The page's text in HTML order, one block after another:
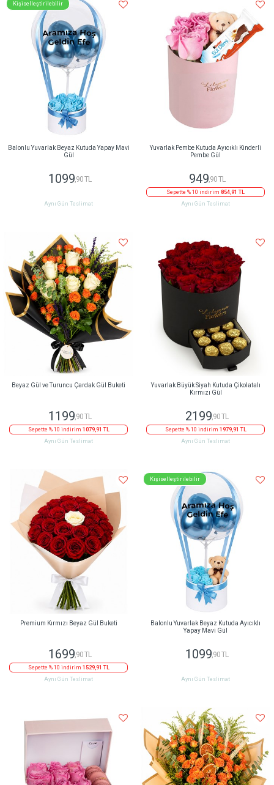
Kişiselleştirilebilir
Balonlu Yuvarlak Beyaz Kutuda Yapay Mavi
Gül
1099,90 TL
Aynı Gün Teslimat
Yuvarlak Pembe Kutuda Ayıcıklı Kinderli
Pembe Gül
949,90 TL
Sepette % 10 indirim 854,91 TL
Aynı Gün Teslimat
Beyaz Gül ve Turuncu Çardak Gül Buketi
1199,90 TL
Sepette % 10 indirim 1079,91 TL
Aynı Gün Teslimat
Yuvarlak Büyük Siyah Kutuda Çikolatalı
Kırmızı Gül
2199,90 TL
Sepette % 10 indirim 1979,91 TL
Aynı Gün Teslimat
Premium Kırmızı Beyaz Gül Buketi
1699 ,90 TL
Sepette % 10 indirim 1529,91 TL
Aynı Gün Teslimat
Kişiselleştirilebilir
Balonlu Yuvarlak Beyaz Kutuda Ayıcıklı
Yapay Mavi Gül
1099 ,90 TL
Aynı Gün Teslimat